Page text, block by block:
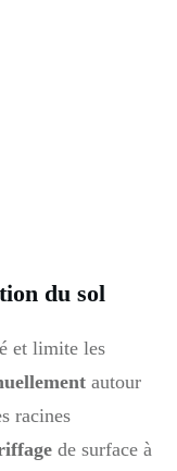
du sol
et limite les
autour
racines
de surface à